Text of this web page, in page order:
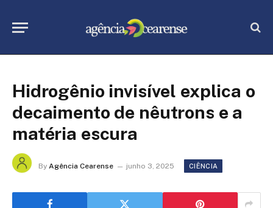
Hidrogênio invisível explica o
decaimento de nêutrons e a
matéria escura
By Agência Cearense junho 3, 2025 CIÊNCIA